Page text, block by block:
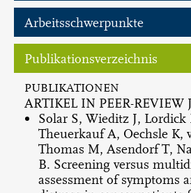
Arbeitsschwerpunkte
Publikationsverzeichnis
PUBLIKATIONEN
ARTIKEL IN PEER-REVIEW
Solar S, Wieditz J,
Theuerkauf A, Oechsle K,
Thomas M, Asendorf T,
B. Screening versus
assessment of symptoms